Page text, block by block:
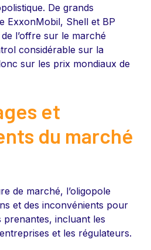
De grands
ExxonMobil, Shell et BP
l’offre sur le marché
considérable sur la
sur les prix mondiaux de
et
du marché
de marché, l’oligopole
et des inconvénients pour
prenantes, incluant les
et les régulateurs.